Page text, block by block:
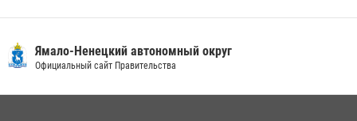
18 июля 2026, 09:36 3
«Росгвардия. Вехи истории»: войска правопорядка на охране
стратегических объектов поверженной Германии (видео)
Ямало-Ненецкий автономный округ
Официальный сайт Правительства